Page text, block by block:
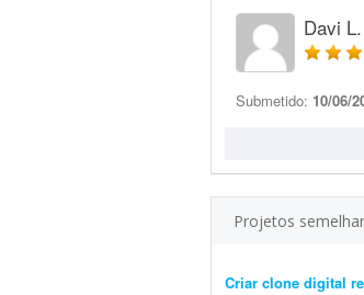
Davi L.
Submetido: 10/06/
Projetos
Criar clone digital